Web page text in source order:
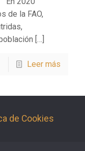
de la FAO,
[…]
Leer más
de Cookies